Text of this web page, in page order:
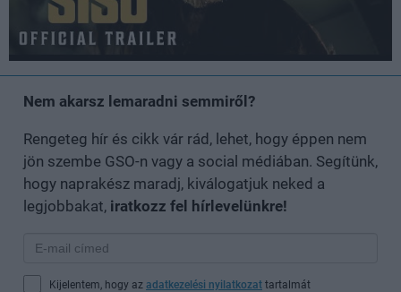
Nem akarsz lemaradni semmiről?
Rengeteg hír és cikk vár rád, lehet, hogy éppen nem
jön szembe GSO-n vagy a social médiában. Segítünk,
hogy naprakész maradj, kiválogatjuk neked a
legjobbakat, iratkozz fel hírlevelünkre!
Kijelentem, hogy az adatkezelési nyilatkozat tartalmát